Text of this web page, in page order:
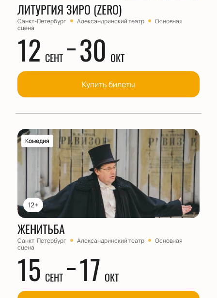
ЛИТУРГИЯ ЗИРО (ZERO)
Санкт-Петербург Александринский театр
Основная
сцена
12 СЕНТ 30 ОКТ
Купить билеты
12+
Комедия
ЖЕНИТЬБА
Санкт-Петербург Александринский театр
Основная
сцена
15 СЕНТ 17 ОКТ